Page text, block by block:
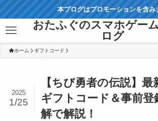
本ブログはプロモーションを含み
おたふぐのスマホゲー
ログ
ホーム ギフトコード
【ちび勇者の伝説】最
ギフトコード＆事前登
解で解説！
2025
1/25